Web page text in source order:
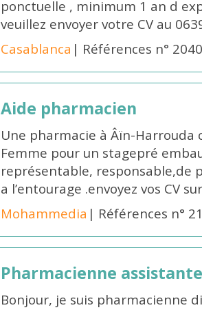
ponctuelle , minimum 1 an d
veuillez envoyer votre CV au
Casablanca | Références n°
Aide pharmacien
Une pharmacie à Âïn-Harrouda
Femme pour un stagepré
représentable,
a l’entourage .envoyez vos CV
Mohammedia | Références n°
Pharmacienne
Bonjour, je suis pharmacienne